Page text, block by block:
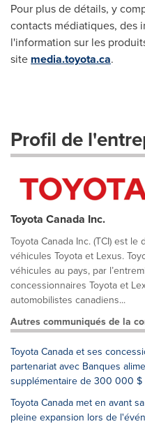
Pour plus de détails, y
contacts médiatiques, des
l'information sur les
site media.toyota.ca.
Profil de
Toyota Canada Inc.
Toyota Canada Inc. (TCI) est
véhicules Toyota et Lexus.
véhicules au pays, par
concessionnaires Toyota et
automobilistes canadiens...
Autres communiqués de la
Toyota Canada et ses
partenariat avec Banques
supplémentaire de 300 000
Toyota Canada met en avant
pleine expansion lors de